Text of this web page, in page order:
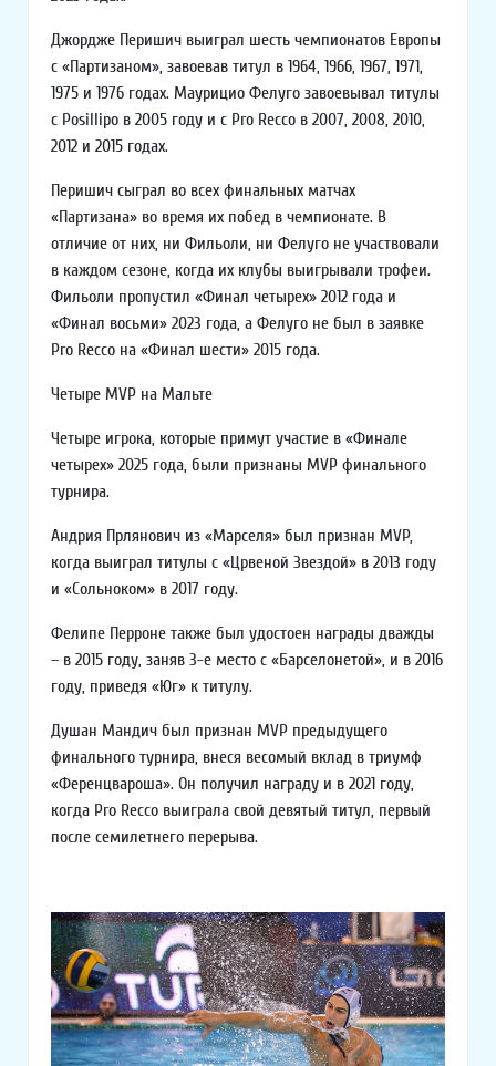
Джордже Перишич выиграл шесть чемпионатов Европы
с «Партизаном», завоевав титул в 1964, 1966, 1967, 1971,
1975 и 1976 годах. Маурицио Фелуго завоевывал титулы
с Posillipo в 2005 году и с Pro Recco в 2007, 2008, 2010,
2012 и 2015 годах.
Перишич сыграл во всех финальных матчах
«Партизана» во время их побед в чемпионате. В
отличие от них, ни Фильоли, ни Фелуго не участвовали
в каждом сезоне, когда их клубы выигрывали трофеи.
Фильоли пропустил «Финал четырех» 2012 года и
«Финал восьми» 2023 года, а Фелуго не был в заявке
Pro Recco на «Финал шести» 2015 года.
Четыре MVP на Мальте
Четыре игрока, которые примут участие в «Финале
четырех» 2025 года, были признаны MVP финального
турнира.
Андрия Прлянович из «Марселя» был признан MVP,
когда выиграл титулы с «Црвеной Звездой» в 2013 году
и «Сольноком» в 2017 году.
Фелипе Перроне также был удостоен награды дважды
– в 2015 году, заняв 3-е место с «Барселонетой», и в 2016
году, приведя «Юг» к титулу.
Душан Мандич был признан MVP предыдущего
финального турнира, внеся весомый вклад в триумф
«Ференцвароша». Он получил награду и в 2021 году,
когда Pro Recco выиграла свой девятый титул, первый
после семилетнего перерыва.